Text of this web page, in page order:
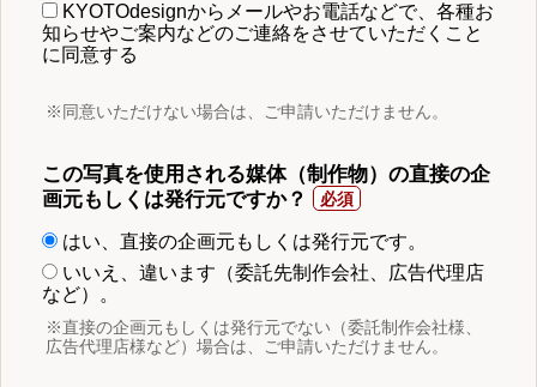
KYOTOdesignからメールやお電話などで、各種お
知らせやご案内などのご連絡をさせていただくこと
に同意する
※同意いただけない場合は、ご申請いただけません。
この写真を使用される媒体（制作物）の直接の企
画元もしくは発行元ですか？
はい、直接の企画元もしくは発行元です。
いいえ、違います（委託先制作会社、広告代理店
など）。
※直接の企画元もしくは発行元でない（委託制作会社様、
広告代理店様など）場合は、ご申請いただけません。